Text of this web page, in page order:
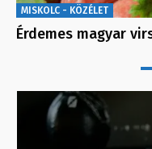
MISKOLC - KÖZÉLET
Érdemes magyar